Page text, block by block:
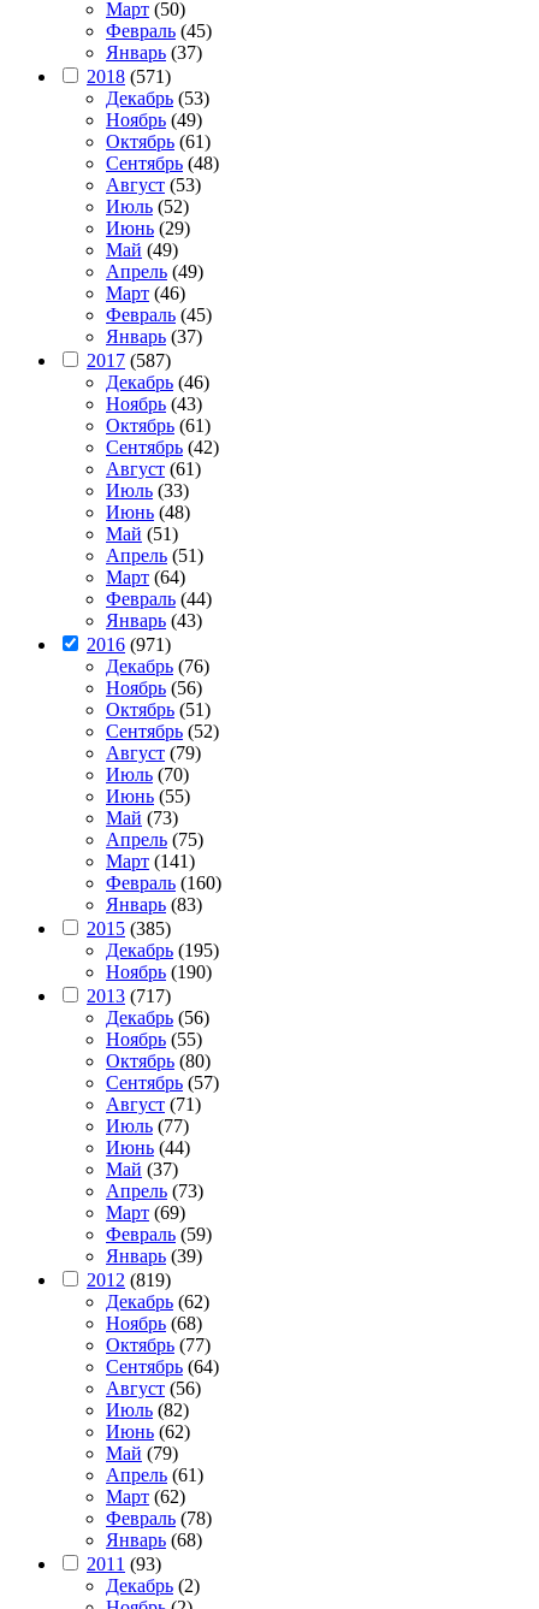
Март (50)
Февраль (45)
Январь (37)
2018 (571)
Декабрь (53)
Ноябрь (49)
Октябрь (61)
Сентябрь (48)
Август (53)
Июль (52)
Июнь (29)
Май (49)
Апрель (49)
Март (46)
Февраль (45)
Январь (37)
2017 (587)
Декабрь (46)
Ноябрь (43)
Октябрь (61)
Сентябрь (42)
Август (61)
Июль (33)
Июнь (48)
Май (51)
Апрель (51)
Март (64)
Февраль (44)
Январь (43)
2016 (971)
Декабрь (76)
Ноябрь (56)
Октябрь (51)
Сентябрь (52)
Август (79)
Июль (70)
Июнь (55)
Май (73)
Апрель (75)
Март (141)
Февраль (160)
Январь (83)
2015 (385)
Декабрь (195)
Ноябрь (190)
2013 (717)
Декабрь (56)
Ноябрь (55)
Октябрь (80)
Сентябрь (57)
Август (71)
Июль (77)
Июнь (44)
Май (37)
Апрель (73)
Март (69)
Февраль (59)
Январь (39)
2012 (819)
Декабрь (62)
Ноябрь (68)
Октябрь (77)
Сентябрь (64)
Август (56)
Июль (82)
Июнь (62)
Май (79)
Апрель (61)
Март (62)
Февраль (78)
Январь (68)
2011 (93)
Декабрь (2)